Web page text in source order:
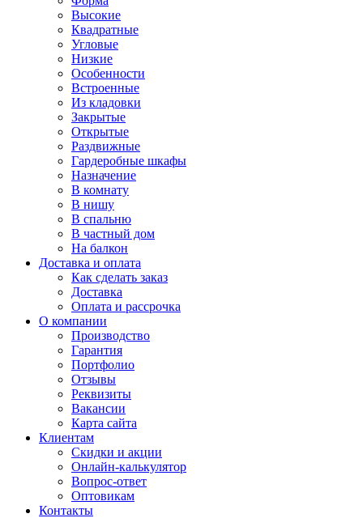
Высокие
Квадратные
Угловые
Низкие
Особенности
Встроенные
Из кладовки
Закрытые
Открытые
Раздвижные
Гардеробные шкафы
Назначение
В комнату
В нишу
В спальню
В частный дом
На балкон
Доставка и оплата
Как сделать заказ
Доставка
Оплата и рассрочка
О компании
Производство
Гарантия
Портфолио
Отзывы
Реквизиты
Вакансии
Карта сайта
Клиентам
Скидки и акции
Онлайн-калькулятор
Вопрос-ответ
Оптовикам
Контакты